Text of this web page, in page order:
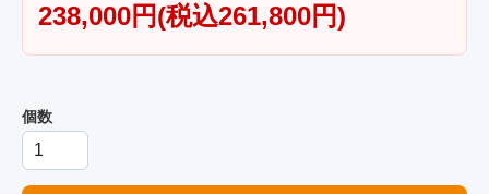
238,000円(税込261,800円)
個数